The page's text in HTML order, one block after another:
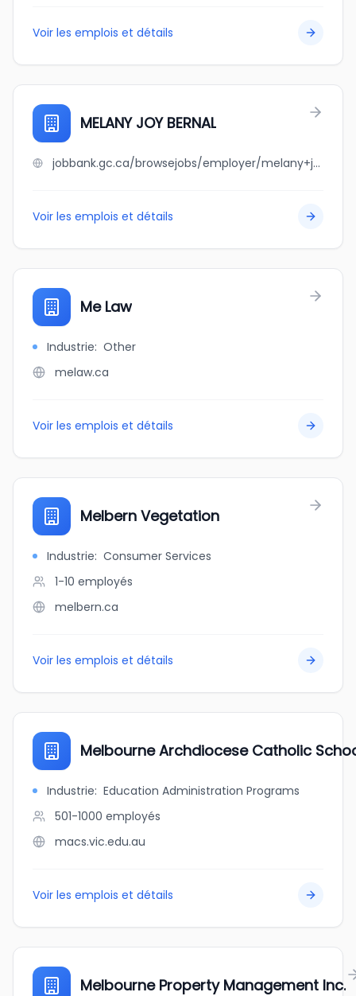
Voir les emplois et détails
MELANY JOY BERNAL
jobbank.gc.ca/browsejobs/employer/melany+joy+bernal/ca
Voir les emplois et détails
Me Law
Industrie: Other
melaw.ca
Voir les emplois et détails
Melbern Vegetation
Industrie: Consumer Services
1-10 employés
melbern.ca
Voir les emplois et détails
Melbourne Archdiocese Catholic
Industrie: Education Administration Programs
501-1000 employés
macs.vic.edu.au
Voir les emplois et détails
Melbourne Property Management Inc.